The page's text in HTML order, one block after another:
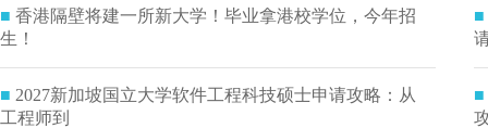
■ 香港隔壁将建一所新大学！毕业拿港校学位，今年招
生！
■ 2027新加坡国立大学软件工程科技硕士申请攻略：从
工程师到
■
■